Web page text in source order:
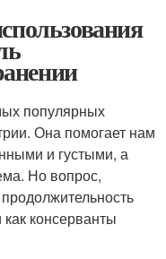
популярных
Она помогает нам
и густыми, а
Но вопрос,
консерванты